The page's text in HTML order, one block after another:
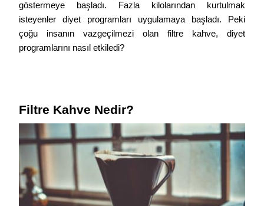
göstermeye başladı. Fazla kilolarından kurtulmak
isteyenler diyet programları uygulamaya başladı. Peki
çoğu insanın vazgeçilmezi olan filtre kahve, diyet
programlarını nasıl etkiledi?
Filtre Kahve Nedir?